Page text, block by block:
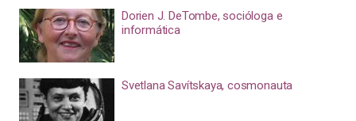
Dorien J. DeTombe, socióloga e
informática
Svetlana Savítskaya, cosmonauta